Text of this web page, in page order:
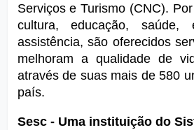
Serviços e Turismo (CNC).
cultura, educação, saúde,
assistência, são oferecidos
melhoram a qualidade de
através de suas mais de 580
país.
Sesc - Uma instituição do